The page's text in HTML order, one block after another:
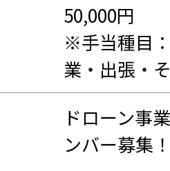
50,000円
※手当種目
業・出張・
ドローン事
ンバー募集